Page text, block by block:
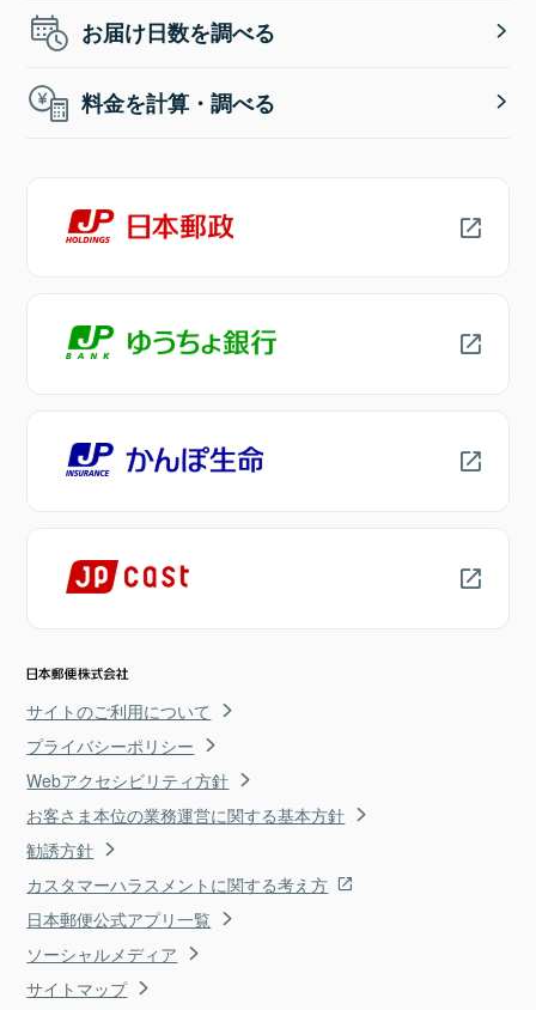
お届け日数を調べる
料金を計算・調べる
サイトのご利用について
プライバシーポリシー
Webアクセシビリティ方針
お客さま本位の業務運営に関する基本方針
勧誘方針
カスタマーハラスメントに関する考え方
日本郵便公式アプリ一覧
ソーシャルメディア
サイトマップ